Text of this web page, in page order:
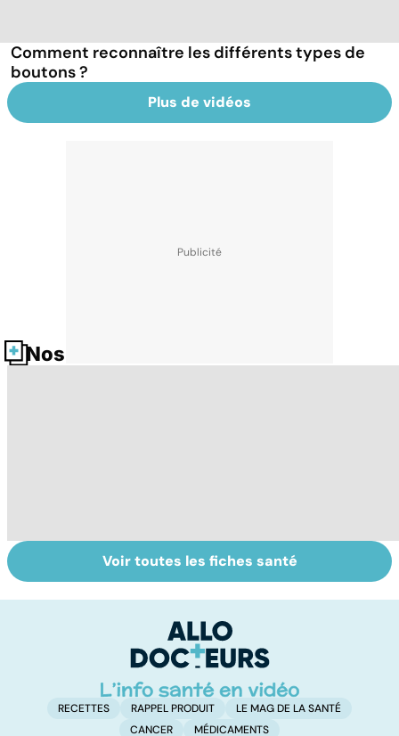
Comment reconnaître les différents types de
boutons ?
Plus de vidéos
Nos fiches santé
Tout savoir sur le
vitiligo
Prurit,
démangeaisons :
peau qui gratte !
Voir toutes les fiches santé
RECETTES RAPPEL PRODUIT
LE MAG DE LA SANTÉ
CANCER
MÉDICAMENTS